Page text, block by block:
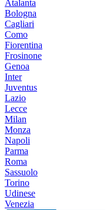
Atalanta
Bologna
Cagliari
Como
Fiorentina
Frosinone
Genoa
Inter
Juventus
Lazio
Lecce
Milan
Monza
Napoli
Parma
Roma
Sassuolo
Torino
Udinese
Venezia